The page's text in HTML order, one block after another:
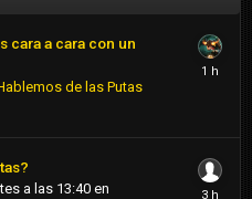
cara a cara con un
de las Putas
a las 13:40 en